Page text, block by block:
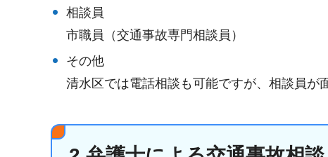
相談員
市職員（交通事故専門相談員）
その他
清水区では電話相談も可能ですが、相談員が